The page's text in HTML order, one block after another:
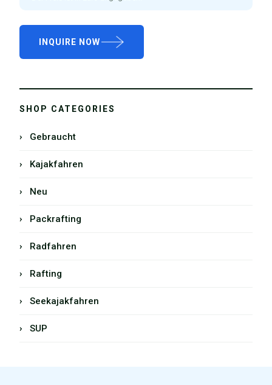
INQUIRE NOW
SHOP CATEGORIES
› Gebraucht
› Kajakfahren
› Neu
› Packrafting
› Radfahren
› Rafting
› Seekajakfahren
› SUP